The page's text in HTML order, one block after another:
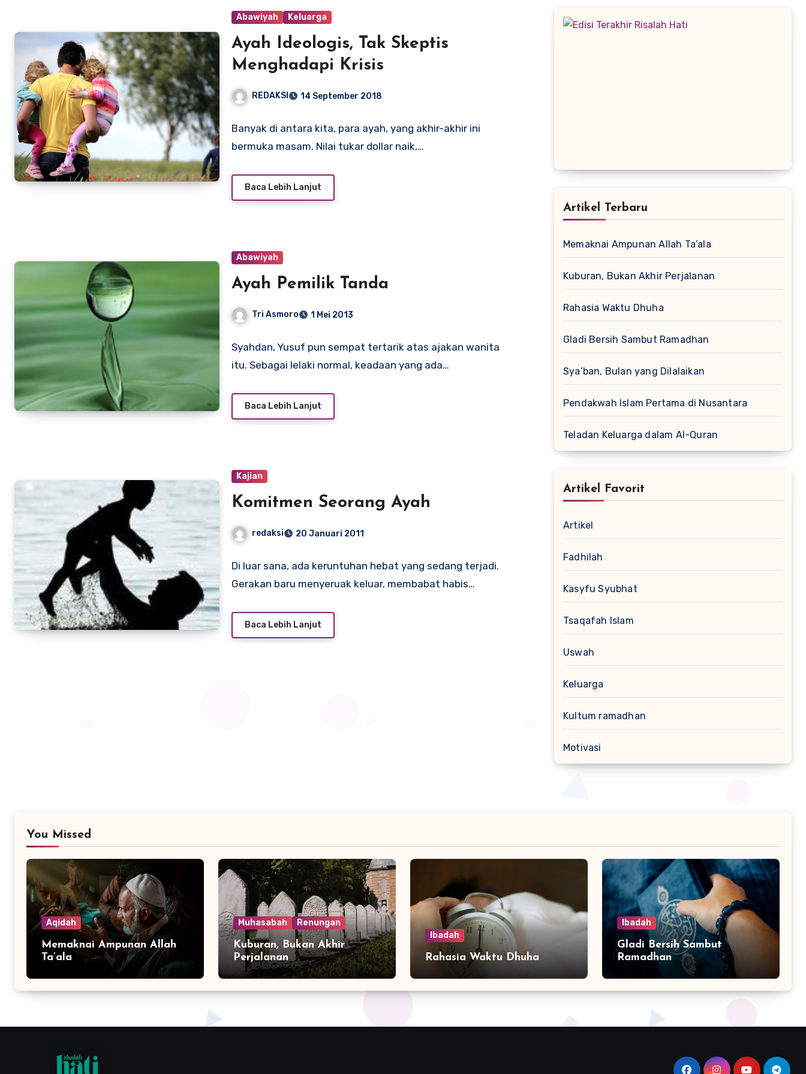
Abawiyah Keluarga
Ayah Ideologis, Tak Skeptis
Menghadapi Krisis
REDAKSI 14 September 2018
Banyak di antara kita, para ayah, yang akhir-akhir ini
bermuka masam. Nilai tukar dollar naik,…
Baca Lebih Lanjut
Abawiyah
Ayah Pemilik Tanda
Tri Asmoro 1 Mei 2013
Syahdan, Yusuf pun sempat tertarik atas ajakan wanita
itu. Sebagai lelaki normal, keadaan yang ada…
Baca Lebih Lanjut
Kajian
Komitmen Seorang Ayah
redaksi 20 Januari 2011
Di luar sana, ada keruntuhan hebat yang sedang terjadi.
Gerakan baru menyeruak keluar, membabat habis…
Baca Lebih Lanjut
Artikel Terbaru
Memaknai Ampunan Allah Ta’ala
Kuburan, Bukan Akhir Perjalanan
Rahasia Waktu Dhuha
Gladi Bersih Sambut Ramadhan
Sya’ban, Bulan yang Dilalaikan
Pendakwah Islam Pertama di Nusantara
Teladan Keluarga dalam Al-Quran
Artikel Favorit
Artikel
Fadhilah
Kasyfu Syubhat
Tsaqafah Islam
Uswah
Keluarga
Kultum ramadhan
Motivasi
You Missed
Aqidah
Memaknai Ampunan Allah
Ta’ala
Muhasabah Renungan
Kuburan, Bukan Akhir
Perjalanan
Ibadah
Rahasia Waktu Dhuha
Ibadah
Gladi Bersih Sambut
Ramadhan